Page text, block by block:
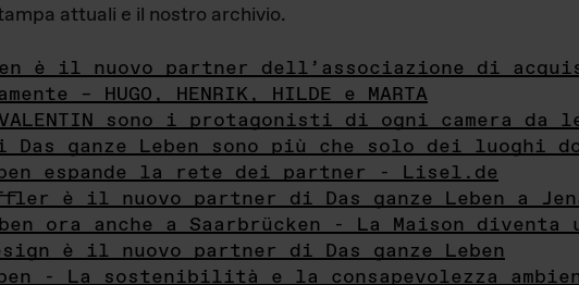
attuali e il nostro archivio.
è il nuovo partner dell’associazione di
– HUGO, HENRIK, HILDE e MARTA
VALENTIN sono i protagonisti di ogni camera da
di Das ganze Leben sono più che solo dei luoghi
espande la rete dei partner - Lisel.de
è il nuovo partner di Das ganze Leben a
ora anche a Saarbrücken - La Maison diventa
è il nuovo partner di Das ganze Leben
- La sostenibilità e la consapevolezza